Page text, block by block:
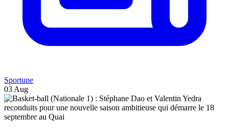
Sportune
03 Aug